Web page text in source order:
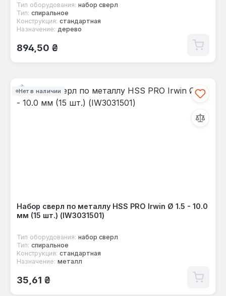
Тип оборудования: набор сверл
Тип: спиральное
Конструкция: стандартная
Назначение: дерево
Обычная цена:
894,50 ₴
Нет в наличии
Набор сверл по металлу HSS PRO Irwin Ø 1.5 - 10.0
мм (15 шт.) (IW3031501)
Тип оборудования: набор сверл
Тип: спиральное
Конструкция: стандартная
Назначение: металл
Обычная цена:
35,61 ₴